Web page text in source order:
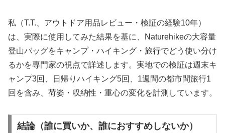
私（T.T.、アウトドア用品レビュー・検証の経験10年）
は、実際に使用してみた結果を基に、Naturehikeの大容量
登山バッグをキャンプ・ハイキング・旅行でどう使い分け
るかを専門家の視点で詳述します。実地での検証は週末キ
ャンプ3回、日帰りハイキング5回、1週間の都市間旅行1
回を含み、荷姿・収納性・重心の変化を計測しています。
結論（誰に買いか、誰におすすめしないか）